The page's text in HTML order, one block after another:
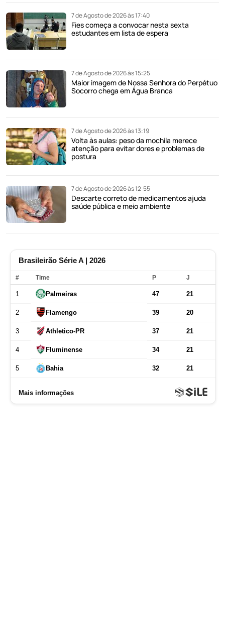
7 de Agosto de 2026 às 17:40
Fies começa a convocar nesta sexta
estudantes em lista de espera
7 de Agosto de 2026 às 15:25
Maior imagem de Nossa Senhora do Perpétuo
Socorro chega em Água Branca
7 de Agosto de 2026 às 13:19
Volta às aulas: peso da mochila merece
atenção para evitar dores e problemas de
postura
7 de Agosto de 2026 às 12:55
Descarte correto de medicamentos ajuda
saúde pública e meio ambiente